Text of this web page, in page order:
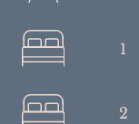
1
2